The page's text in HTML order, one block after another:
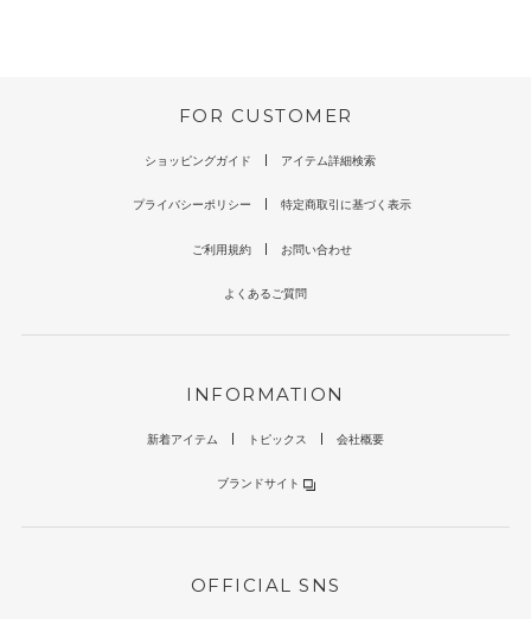
FOR CUSTOMER
ショッピングガイド アイテム詳細検索
プライバシーポリシー 特定商取引に基づく表示
ご利用規約 お問い合わせ
よくあるご質問
INFORMATION
新着アイテム トピックス 会社概要
ブランドサイト
OFFICIAL SNS